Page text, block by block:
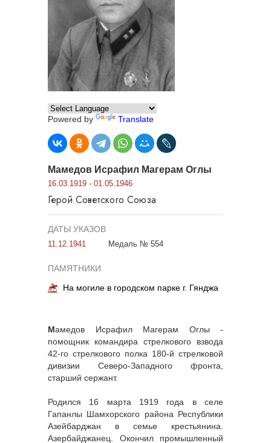
Powered by Translate
Мамедов Исрафил Магерам Оглы
16.03.1919 - 01.05.1946
Герой Советского Союза
ДАТЫ УКАЗОВ
11.12.1941 Медаль № 554
ПАМЯТНИКИ
На могиле в городском парке г. Гянджа
Мамедов Исрафил Магерам Оглы -
помощник командира стрелкового взвода
42-го стрелкового полка 180-й стрелковой
дивизии Северо-Западного фронта,
старший сержант.
Родился 16 марта 1919 года в селе
Гапанлы Шамхорского района Республики
Азейбарджан в семье крестьянина.
Азербайджанец. Окончил промышленный